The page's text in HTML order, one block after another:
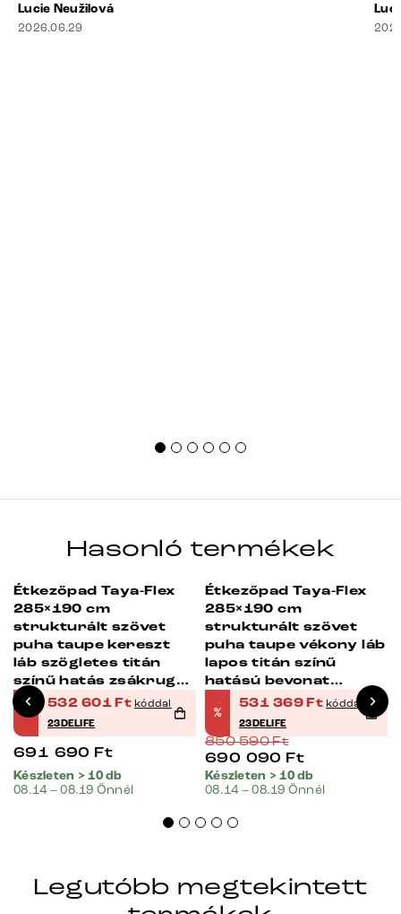
rend lenne. A valóság? A takaró félig a kanapén hever,
a távirányító rejtélyes módon eltűnt, a dohányzóasztal
Lucie Neužilová
2026.06.29
Hasonló termékek
-23%
Étkezőpad Taya-Flex
285×190 cm
strukturált szövet
puha taupe kereszt
láb szögletes titán
színű hatás zsákrugós
jobb oldali
%
532 601Ft kóddal
23DELIFE
691 690 Ft
Készleten > 10 db
08.14 – 08.19 Önnél
-38%
Étkezőpad Taya-Flex
285×190 cm
strukturált szövet
puha taupe vékony láb
lapos titán színű
hatású bevonat
zsákrugós jobb
%
531 369Ft kóddal
23DELIFE
850 590Ft
690 090 Ft
Készleten > 10 db
08.14 – 08.19 Önnél
Legutóbb megtekintett